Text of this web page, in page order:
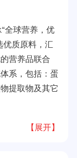
全球营养，优
优质原料，汇
营养品联合
系，包括：蛋
提取物及其它
【展开】